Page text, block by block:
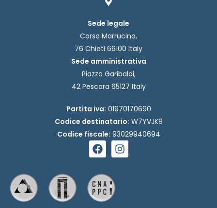
Sede legale
Corso Marrucino,
76 Chieti 66100 Italy
Sede amministrativa
Piazza Garibaldi,
42 Pescara 65127 Italy
Partita iva: 01970170690
Codice destinatario: W7YVJK9
Codice fiscale: 93029940694
F
a
e
b
o
I
n